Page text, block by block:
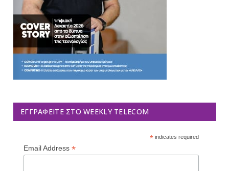
ΕΓΓΡΑΦΕΊΤΕ ΣΤΟ WEEKLY TELECOM
*indicates required
Email Address *